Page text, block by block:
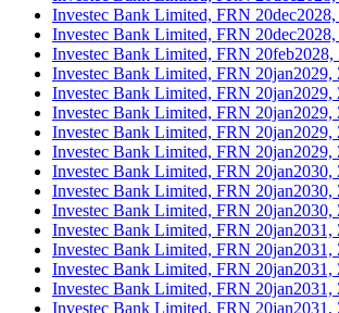
Investec Bank Limited, FRN
Investec Bank Limited, FRN
Investec Bank Limited, FRN
Investec Bank Limited, FRN 20jan2029,
Investec Bank Limited, FRN 20jan2029,
Investec Bank Limited, FRN 20jan2029,
Investec Bank Limited, FRN 20jan2029,
Investec Bank Limited, FRN 20jan2029,
Investec Bank Limited, FRN 20jan2030,
Investec Bank Limited, FRN 20jan2030,
Investec Bank Limited, FRN 20jan2030,
Investec Bank Limited, FRN 20jan2031,
Investec Bank Limited, FRN 20jan2031,
Investec Bank Limited, FRN 20jan2031,
Investec Bank Limited, FRN 20jan2031,
Investec Bank Limited, FRN 20jan2031,